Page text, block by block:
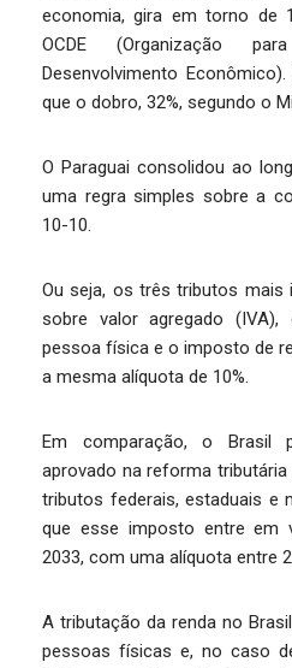
economia, gira em torno de
OCDE (Organização
Desenvolvimento
que o dobro, 32%, segundo o
O Paraguai consolidou ao
uma regra simples sobre a
10-10.
Ou seja, os três tributos
sobre valor agregado
pessoa física e o imposto de
a mesma alíquota de 10%.
Em comparação, o Brasil
aprovado na reforma
tributos federais, estaduais e
que esse imposto entre em
2033, com uma alíquota entre
A tributação da renda no
pessoas físicas e, no caso